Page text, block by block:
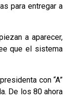
para entregar a
a aparecer,
que el sistema
con “A”
De los 80 ahora